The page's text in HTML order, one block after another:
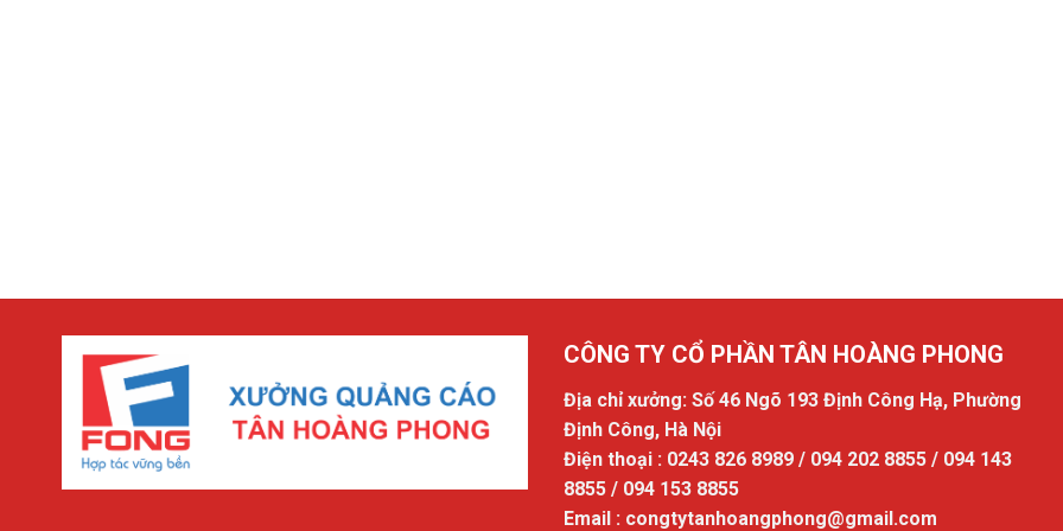
CÔNG TY CỔ PHẦN TÂN HOÀNG PHONG
Địa chỉ xưởng: Số 46 Ngõ 193 Định Công Hạ, Phường
Định Công, Hà Nội
Điện thoại : 0243 826 8989 / 094 202 8855 / 094 143
8855 / 094 153 8855
Email : congtytanhoangphong@gmail.com